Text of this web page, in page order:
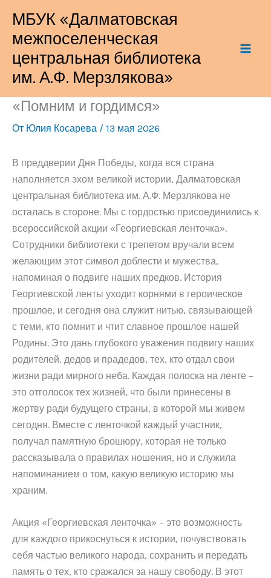
содержимому
МБУК «Далматовская
межпоселенческая
центральная библиотека
им. А.Ф. Мерзлякова»
«Помним и гордимся»
От Юлия Косарева / 13 мая 2026
В преддверии Дня Победы, когда вся страна
наполняется эхом великой истории, Далматовская
центральная библиотека им. А.Ф. Мерзлякова не
осталась в стороне. Мы с гордостью присоединились к
всероссийской акции «Георгиевская ленточка».
Сотрудники библиотеки с трепетом вручали всем
желающим этот символ доблести и мужества,
напоминая о подвиге наших предков. История
Георгиевской ленты уходит корнями в героическое
прошлое, и сегодня она служит нитью, связывающей
с теми, кто помнит и чтит славное прошлое нашей
Родины. Это дань глубокого уважения подвигу наших
родителей, дедов и прадедов, тех, кто отдал свои
жизни ради мирного неба. Каждая полоска на ленте –
это отголосок тех жизней, что были принесены в
жертву ради будущего страны, в которой мы живем
сегодня. Вместе с ленточкой каждый участник,
получал памятную брошюру, которая не только
рассказывала о правилах ношения, но и служила
напоминанием о том, какую великую историю мы
храним.
Акция «Георгиевская ленточка» – это возможность
для каждого прикоснуться к истории, почувствовать
себя частью великого народа, сохранить и передать
память о тех, кто сражался за нашу свободу. В этот